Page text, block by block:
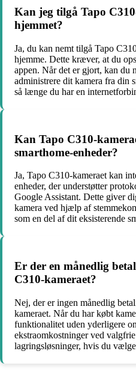
Kan jeg tilgå Tapo
hjemmet?
Ja, du kan nemt tilgå Tapo
hjemme. Dette kræver, at du
appen. Når det er gjort, kan du
administrere dit kamera fra din
så længe du har en
Kan Tapo C310-
smarthome-enheder?
Ja, Tapo C310-kameraet kan
enheder, der understøtter
Google Assistant. Dette giver
kamera ved hjælp af
som en del af dit eksisterende
Er der en månedlig
C310-kameraet?
Nej, der er ingen månedlig
kameraet. Når du har købt
funktionalitet uden yderligere
ekstraomkostninger ved
lagringsløsninger, hvis du